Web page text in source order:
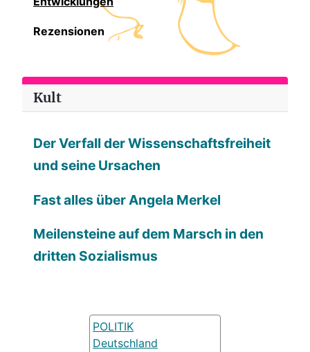
Rezensionen
Kult
Der Verfall der Wissenschaftsfreiheit
und seine Ursachen
Fast alles über Angela Merkel
Meilensteine auf dem Marsch in den
dritten Sozialismus
POLITIK
Deutschland